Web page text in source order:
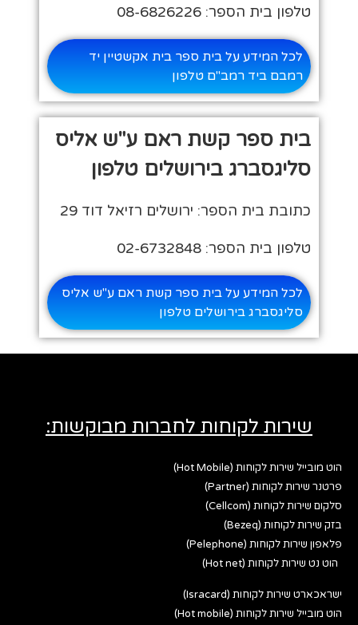
טלפון בית הספר: 08-6826226
לכל המידע על בית ספר בית אקשטיין יד
רמבם ביד רמב"ם טלפון
בית ספר קשת ראם ע"ש אליס
סליגסברג בירושלים טלפון
כתובת בית הספר: ירושלים רזיאל דוד 29
טלפון בית הספר: 02-6732848
לכל המידע על בית ספר קשת ראם ע"ש אליס
סליגסברג בירושלים טלפון
שירות לקוחות לחברות מבוקשות:
הוט מובייל שירות לקוחות (Hot Mobile)
פרטנר שירות לקוחות (Partner)
סלקום שירות לקוחות (Cellcom)
בזק שירות לקוחות (Bezeq)
פלאפון שירות לקוחות (Pelephone)
הוט נט שירות לקוחות (Hot net)
ישראכארט שירות לקוחות (Isracard)
הוט מובייל שירות לקוחות (Hot mobile)